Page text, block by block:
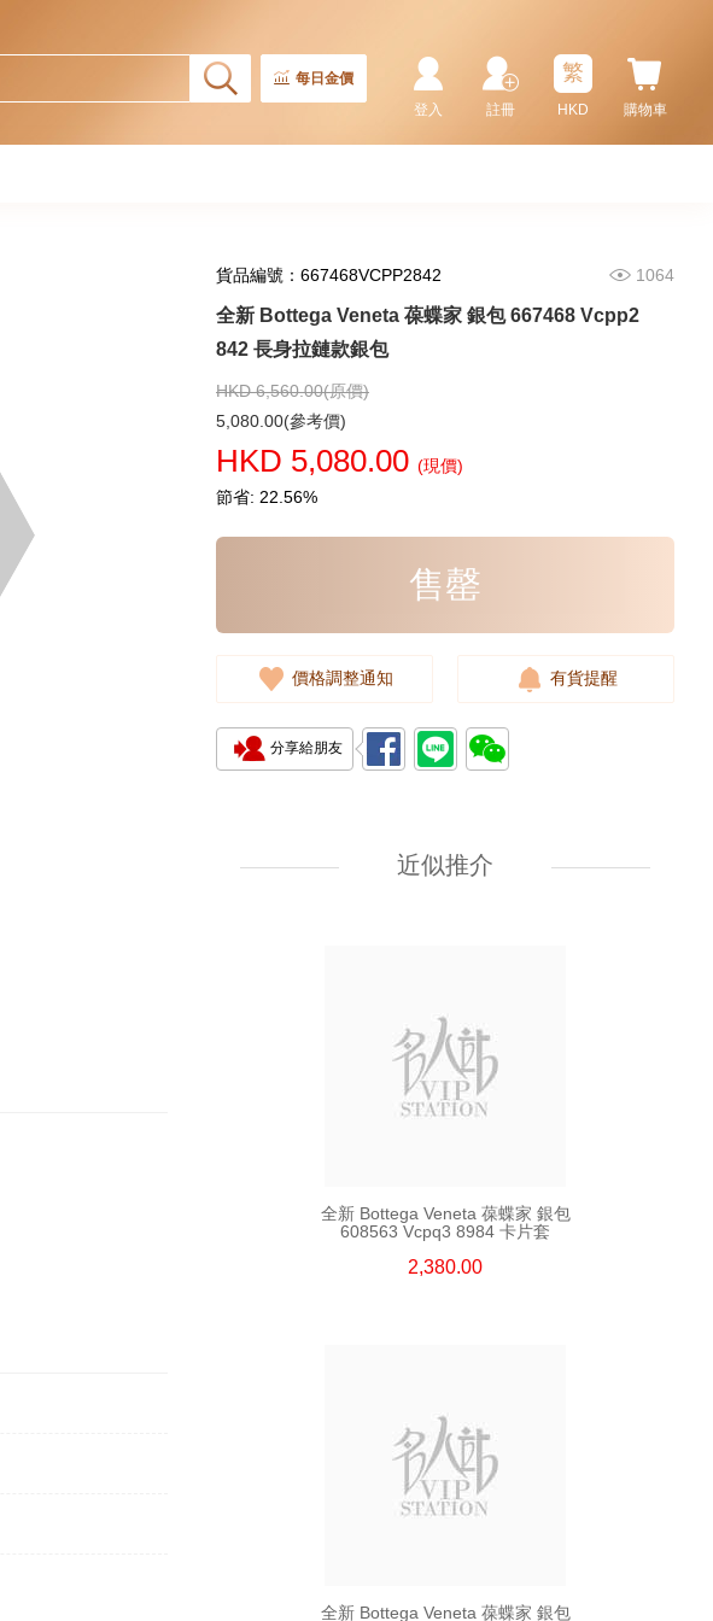
每日金價
購物車
繁
HKD
註冊
登入
貨品編號：667468VCPP2842 1064
全新 Bottega Veneta 葆蝶家 銀包 667468 Vcpp2
842 長身拉鏈款銀包
HKD 6,560.00(原價)
5,080.00(參考價)
HKD 5,080.00 (現價)
節省: 22.56%
售罄
價格調整通知 有貨提醒
分享給朋友
近似推介
1,980.00
全新 Bottega Veneta 葆蝶家 銀包
短身啪鈕款銀包
3,480.00
短身折疊款銀包
2,380.00
全新 Bottega Veneta 葆蝶家 銀包
608563 Vcpq3 8984 卡片套
2,380.00
全新 Bottega Veneta 葆蝶家 銀包